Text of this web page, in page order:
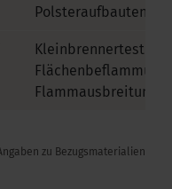
Polsteraufbauten
Kleinbrennertest
Flächenbeflammung
Flammausbreitung
zu Bezugsmaterialien